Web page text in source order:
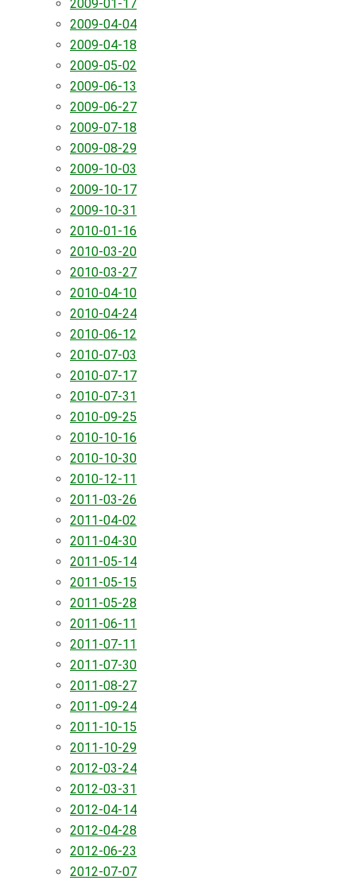
2009-01-17
2009-04-04
2009-04-18
2009-05-02
2009-06-13
2009-06-27
2009-07-18
2009-08-29
2009-10-03
2009-10-17
2009-10-31
2010-01-16
2010-03-20
2010-03-27
2010-04-10
2010-04-24
2010-06-12
2010-07-03
2010-07-17
2010-07-31
2010-09-25
2010-10-16
2010-10-30
2010-12-11
2011-03-26
2011-04-02
2011-04-30
2011-05-14
2011-05-15
2011-05-28
2011-06-11
2011-07-11
2011-07-30
2011-08-27
2011-09-24
2011-10-15
2011-10-29
2012-03-24
2012-03-31
2012-04-14
2012-04-28
2012-06-23
2012-07-07